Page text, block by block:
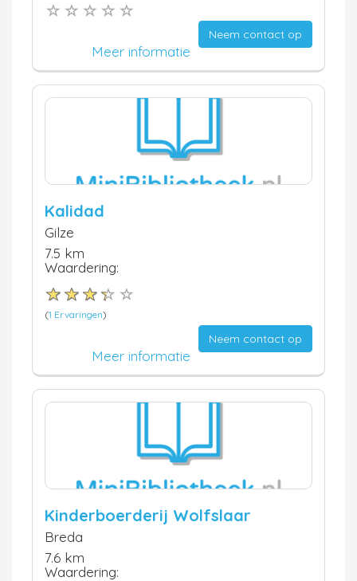
Neem contact op
Meer informatie
Kalidad
Gilze
7.5 km
Waardering:
(1 Ervaringen)
Neem contact op
Meer informatie
Kinderboerderij Wolfslaar
Breda
7.6 km
Waardering: